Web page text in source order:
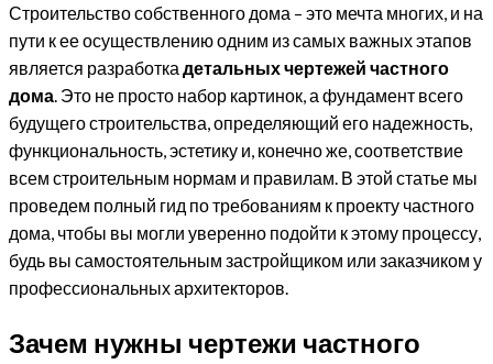
Строительство собственного дома – это мечта многих, и на
пути к ее осуществлению одним из самых важных этапов
является разработка детальных чертежей частного
дома . Это не просто набор картинок, а фундамент всего
будущего строительства, определяющий его надежность,
функциональность, эстетику и, конечно же, соответствие
всем строительным нормам и правилам. В этой статье мы
проведем полный гид по требованиям к проекту частного
дома, чтобы вы могли уверенно подойти к этому процессу,
будь вы самостоятельным застройщиком или заказчиком у
профессиональных архитекторов.
Зачем нужны чертежи частного